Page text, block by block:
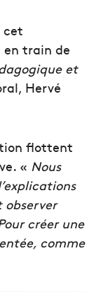
cet
en train de
et
Hervé
flottent
« Nous
observer
créer une
comme